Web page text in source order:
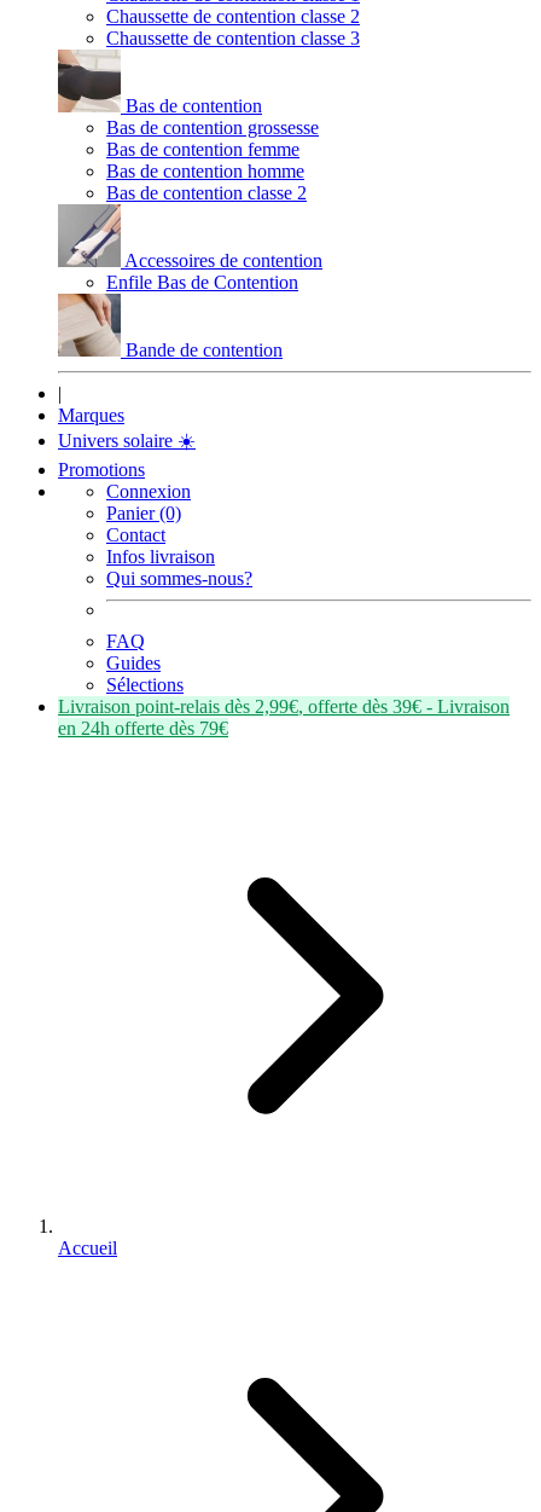
Chaussette de contention classe 2
Chaussette de contention classe 3
Bas de contention
Bas de contention grossesse
Bas de contention femme
Bas de contention homme
Bas de contention classe 2
Accessoires de contention
Enfile Bas de Contention
Bande de contention
|
Marques
Univers solaire ☀️
Promotions
Connexion
Panier (0)
Contact
Infos livraison
Qui sommes-nous?
FAQ
Guides
Sélections
Livraison point-relais dès 2,99€, offerte dès 39€ - Livraison
en 24h offerte dès 79€
Accueil